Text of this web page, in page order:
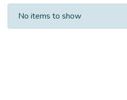
Recent Submissions
No items to show